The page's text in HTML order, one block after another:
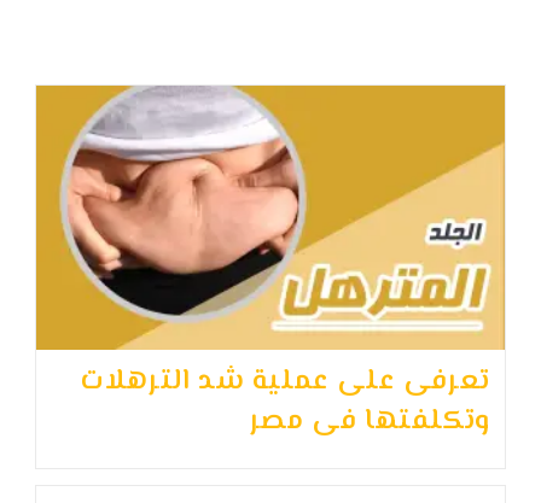
تعرفى على عملية شد الترهلات
وتكلفتها فى مصر